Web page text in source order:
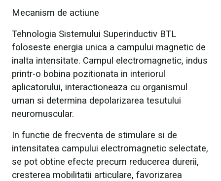
Mecanism de actiune
Tehnologia Sistemului Superinductiv BTL
foloseste energia unica a campului magnetic de
inalta intensitate. Campul electromagnetic, indus
printr-o bobina pozitionata in interiorul
aplicatorului, interactioneaza cu organismul
uman si determina depolarizarea tesutului
neuromuscular.
In functie de frecventa de stimulare si de
intensitatea campului electromagnetic selectate,
se pot obtine efecte precum reducerea durerii,
cresterea mobilitatii articulare, favorizarea